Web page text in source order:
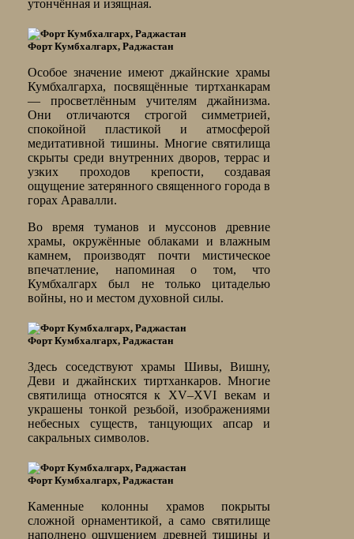
утончённая и изящная.
Форт Кумбхалгарх, Раджастан
Особое значение имеют джайнские храмы
Кумбхалгарха, посвящённые тиртханкарам
— просветлённым учителям джайнизма.
Они отличаются строгой симметрией,
спокойной пластикой и атмосферой
медитативной тишины. Многие святилища
скрыты среди внутренних дворов, террас и
узких проходов крепости, создавая
ощущение затерянного священного города в
горах Аравалли.
Во время туманов и муссонов древние
храмы, окружённые облаками и влажным
камнем, производят почти мистическое
впечатление, напоминая о том, что
Кумбхалгарх был не только цитаделью
войны, но и местом духовной силы.
Форт Кумбхалгарх, Раджастан
Здесь соседствуют храмы Шивы, Вишну,
Деви и джайнских тиртханкаров. Многие
святилища относятся к XV–XVI векам и
украшены тонкой резьбой, изображениями
небесных существ, танцующих апсар и
сакральных символов.
Форт Кумбхалгарх, Раджастан
Каменные колонны храмов покрыты
сложной орнаментикой, а само святилище
наполнено ощущением древней тишины и